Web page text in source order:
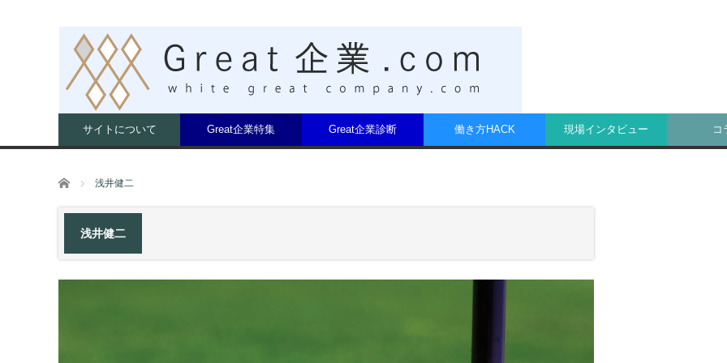
サイトについて Great企業特集 Great企業診断 働き方HACK 現場インタビュー コ
ホーム 浅井健二
浅井健二